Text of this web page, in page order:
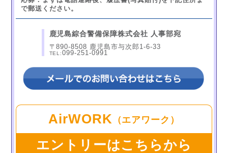
で郵送ください。
鹿児島綜合警備保障株式会社 人事部宛
〒890-8508 鹿児島市与次郎1-6-33
TEL:099-251-0991
AirWORK （エアワーク）
エントリーはこちらから